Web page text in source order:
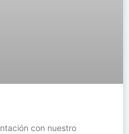
con nuestro